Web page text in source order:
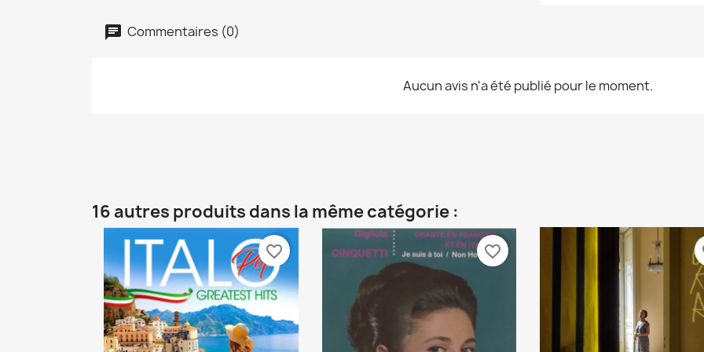
Commentaires (0)
Aucun avis n'a été publié pour le moment.
16 autres produits dans la même catégorie :
favorite_border favorite_border